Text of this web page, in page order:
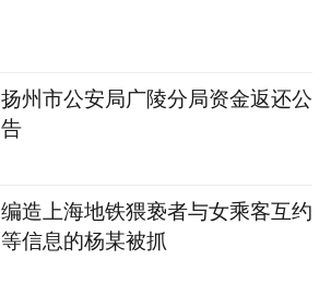
扬州市公安局广陵分局资金返还公
告
编造上海地铁猥亵者与女乘客互约
等信息的杨某被抓